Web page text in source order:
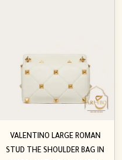
VALENTINO LARGE ROMAN
STUD THE SHOULDER BAG IN